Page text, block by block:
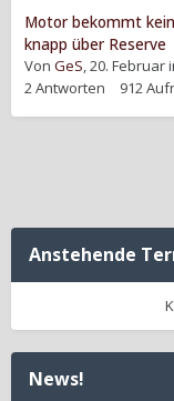
Motor bekommt
knapp über Reserve
Von GeS,20. Februar
2Antworten 912
Anstehende
News!